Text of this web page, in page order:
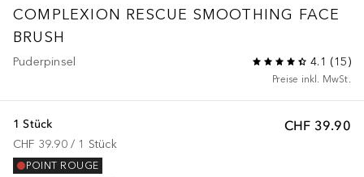
COMPLEXION RESCUE SMOOTHING FACE
BRUSH
Puderpinsel 4.1 (15)
Preise inkl. MwSt.
CHF 39.90
1 Stück
CHF 39.90 / 1 Stück
POINT ROUGE